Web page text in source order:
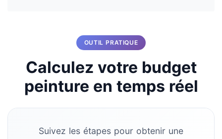
OUTIL PRATIQUE
Calculez votre budget
peinture en temps réel
Suivez les étapes pour obtenir une